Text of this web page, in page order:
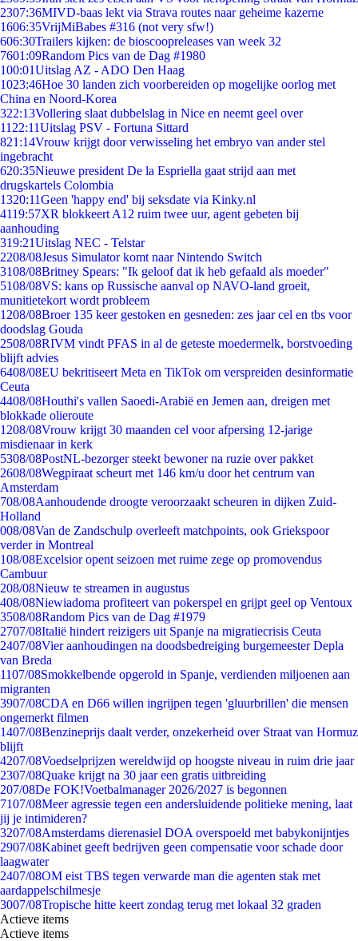
2307:36MIVD-baas lekt via Strava routes naar geheime kazerne
1606:35VrijMiBabes #316 (not very sfw!)
606:30Trailers kijken: de bioscoopreleases van week 32
7601:09Random Pics van de Dag #1980
100:01Uitslag AZ - ADO Den Haag
1023:46Hoe 30 landen zich voorbereiden op mogelijke oorlog met
China en Noord-Korea
322:13Vollering slaat dubbelslag in Nice en neemt geel over
11 22:11Uitslag PSV - Fortuna Sittard
821:14Vrouw krijgt door verwisseling het embryo van ander stel
ingebracht
620:35Nieuwe president De la Espriella gaat strijd aan met
drugskartels Colombia
1320:11Geen 'happy end' bij seksdate via Kinky.nl
4119:57XR blokkeert A12 ruim twee uur, agent gebeten bij
aanhouding
319:21Uitslag NEC - Telstar
2208/08Jesus Simulator komt naar Nintendo Switch
3108/08Britney Spears: "Ik geloof dat ik heb gefaald als moeder"
5108/08VS: kans op Russische aanval op NAVO-land groeit,
munitietekort wordt probleem
1208/08Broer 135 keer gestoken en gesneden: zes jaar cel en tbs voor
doodslag Gouda
2508/08RIVM vindt PFAS in al de geteste moedermelk, borstvoeding
blijft advies
6408/08EU bekritiseert Meta en TikTok om verspreiden desinformatie
Ceuta
4408/08Houthi's vallen Saoedi-Arabië en Jemen aan, dreigen met
blokkade olieroute
1208/08Vrouw krijgt 30 maanden cel voor afpersing 12-jarige
misdienaar in kerk
5308/08PostNL-bezorger steekt bewoner na ruzie over pakket
2608/08Wegpiraat scheurt met 146 km/u door het centrum van
Amsterdam
708/08Aanhoudende droogte veroorzaakt scheuren in dijken Zuid-
Holland
008/08Van de Zandschulp overleeft matchpoints, ook Griekspoor
verder in Montreal
108/08Excelsior opent seizoen met ruime zege op promovendus
Cambuur
208/08Nieuw te streamen in augustus
408/08Niewiadoma profiteert van pokerspel en grijpt geel op Ventoux
3508/08Random Pics van de Dag #1979
2707/08Italië hindert reizigers uit Spanje na migratiecrisis Ceuta
2407/08Vier aanhoudingen na doodsbedreiging burgemeester Depla
van Breda
1107/08Smokkelbende opgerold in Spanje, verdienden miljoenen aan
migranten
3907/08CDA en D66 willen ingrijpen tegen 'gluurbrillen' die mensen
ongemerkt filmen
1407/08Benzineprijs daalt verder, onzekerheid over Straat van Hormuz
blijft
4207/08Voedselprijzen wereldwijd op hoogste niveau in ruim drie jaar
2307/08Quake krijgt na 30 jaar een gratis uitbreiding
207/08De FOK!Voetbalmanager 2026/2027 is begonnen
7107/08Meer agressie tegen een andersluidende politieke mening, laat
jij je intimideren?
3207/08Amsterdams dierenasiel DOA overspoeld met babykonijntjes
2907/08Kabinet geeft bedrijven geen compensatie voor schade door
laagwater
2407/08OM eist TBS tegen verwarde man die agenten stak met
aardappelschilmesje
3007/08Tropische hitte keert zondag terug met lokaal 32 graden
Actieve items
Actieve items